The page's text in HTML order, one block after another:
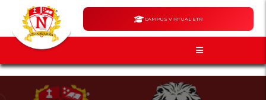
CAMPUS VIRTUAL ETR